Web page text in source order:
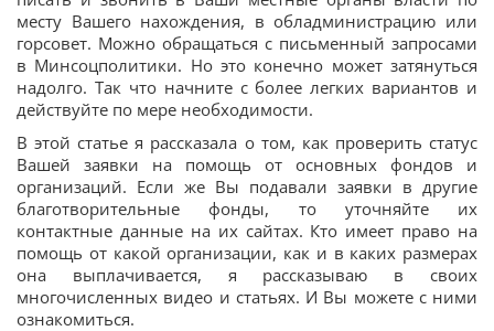
месту Вашего нахождения, в обладминистрацию или
горсовет. Можно обращаться с письменный запросами
в Минсоцполитики. Но это конечно может затянуться
надолго. Так что начните с более легких вариантов и
действуйте по мере необходимости.
В этой статье я рассказала о том, как проверить статус
Вашей заявки на помощь от основных фондов и
организаций. Если же Вы подавали заявки в другие
благотворительные фонды, то уточняйте их
контактные данные на их сайтах. Кто имеет право на
помощь от какой организации, как и в каких размерах
она выплачивается, я рассказываю в своих
многочисленных видео и статьях. И Вы можете с ними
ознакомиться.